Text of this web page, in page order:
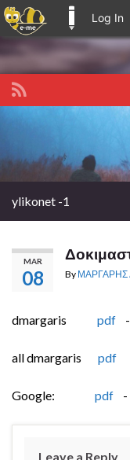
Log In
ylikonet -1
MAR
08 By ΜΑΡΓΑΡΗΣ
dmargaris pdf
all dmargaris pdf
Google: pdf -
Leave a Reply